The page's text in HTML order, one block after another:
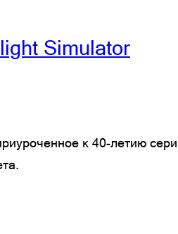
Simulator
к 40-летию